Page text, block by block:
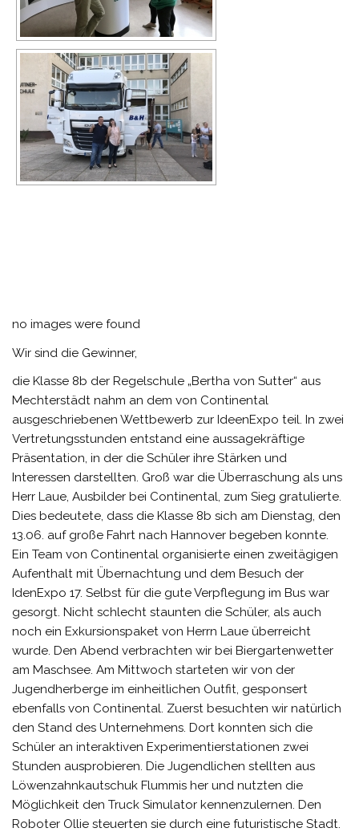
no images were found
Wir sind die Gewinner,
die Klasse 8b der Regelschule „Bertha von Sutter“ aus
Mechterstädt nahm an dem von Continental
ausgeschriebenen Wettbewerb zur IdeenExpo teil. In zwei
Vertretungsstunden entstand eine aussagekräftige
Präsentation, in der die Schüler ihre Stärken und
Interessen darstellten. Groß war die Überraschung als uns
Herr Laue, Ausbilder bei Continental, zum Sieg gratulierte.
Dies bedeutete, dass die Klasse 8b sich am Dienstag, den
13.06. auf große Fahrt nach Hannover begeben konnte.
Ein Team von Continental organisierte einen zweitägigen
Aufenthalt mit Übernachtung und dem Besuch der
IdenExpo 17. Selbst für die gute Verpflegung im Bus war
gesorgt. Nicht schlecht staunten die Schüler, als auch
noch ein Exkursionspaket von Herrn Laue überreicht
wurde. Den Abend verbrachten wir bei Biergartenwetter
am Maschsee. Am Mittwoch starteten wir von der
Jugendherberge im einheitlichen Outfit, gesponsert
ebenfalls von Continental. Zuerst besuchten wir natürlich
den Stand des Unternehmens. Dort konnten sich die
Schüler an interaktiven Experimentierstationen zwei
Stunden ausprobieren. Die Jugendlichen stellten aus
Löwenzahnkautschuk Flummis her und nutzten die
Möglichkeit den Truck Simulator kennenzulernen. Den
Roboter Ollie steuerten sie durch eine futuristische Stadt.